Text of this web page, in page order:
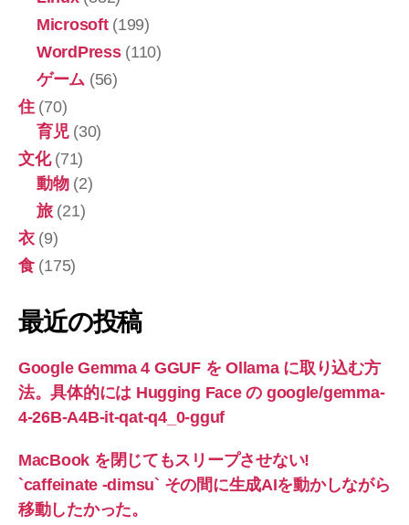
Microsoft(199)
WordPress(110)
ゲーム (56)
住(70)
育児(30)
文化(71)
動物(2)
旅(21)
衣(9)
食(175)
最近の投稿
Google Gemma 4 GGUF を Ollama に取り込む方
法。具体的には Hugging Face の google/gemma-
4-26B-A4B-it-qat-q4_0-gguf
MacBook を閉じてもスリープさせない!
`caffeinate -dimsu` その間に生成AIを動かしながら
移動したかった。